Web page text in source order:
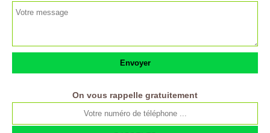
On vous rappelle gratuitement